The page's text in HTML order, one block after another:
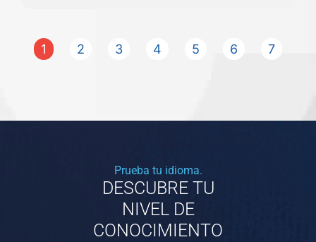
1 2 3 4 5 6 7
Prueba tu idioma.
DESCUBRE TU
NIVEL DE
CONOCIMIENTO